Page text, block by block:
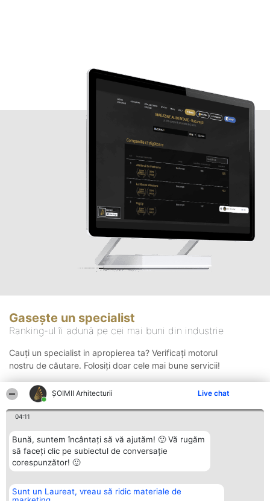
ȘOIMII Arhitecturii Live chat
04:11
Bună, suntem încântați să vă ajutăm! 🙂 Vă rugăm
să faceți clic pe subiectul de conversație
corespunzător! 🙂
Sunt un Laureat, vreau să ridic materiale de
Gasește un specialist
Ranking-ul îi adună pe cei mai buni din industrie
Cauți un specialist in apropierea ta? Verificați motorul
nostru de căutare. Folosiți doar cele mai bune servicii!
Organizator Ranking Plebiscyt Contact